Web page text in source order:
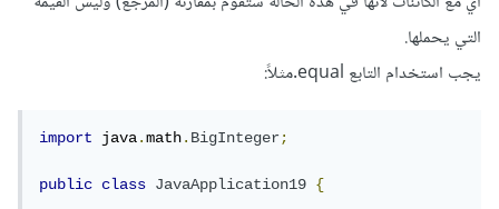
التي يحملها.
يجب استخدام التابع equal.مثلاً:
import java.math.BigInteger;
public class JavaApplication19 {